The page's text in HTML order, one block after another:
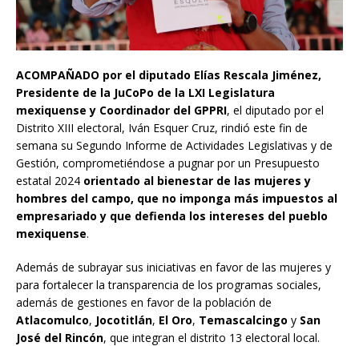
ACOMPAÑADO por el diputado Elías Rescala Jiménez,
Presidente de la JuCoPo de la LXI Legislatura
mexiquense y Coordinador del GPPRI, el diputado por el
Distrito XIII electoral, Iván Esquer Cruz, rindió este fin de
semana su Segundo Informe de Actividades Legislativas y de
Gestión, comprometiéndose a pugnar por un Presupuesto
estatal 2024 orientado al bienestar de las mujeres y
hombres del campo, que no imponga más impuestos al
empresariado y que defienda los intereses del pueblo
mexiquense.
Además de subrayar sus iniciativas en favor de las mujeres y
para fortalecer la transparencia de los programas sociales,
además de gestiones en favor de la población de
Atlacomulco, Jocotitlán, El Oro, Temascalcingo y San
José del Rincón, que integran el distrito 13 electoral local.